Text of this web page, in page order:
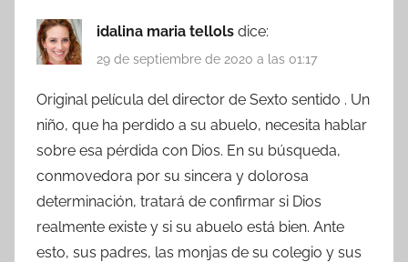
idalina maria tellols dice:
29 de septiembre de 2020 a las 01:17
Original película del director de Sexto sentido . Un
niño, que ha perdido a su abuelo, necesita hablar
sobre esa pérdida con Dios. En su búsqueda,
conmovedora por su sincera y dolorosa
determinación, tratará de confirmar si Dios
realmente existe y si su abuelo está bien. Ante
esto, sus padres, las monjas de su colegio y sus